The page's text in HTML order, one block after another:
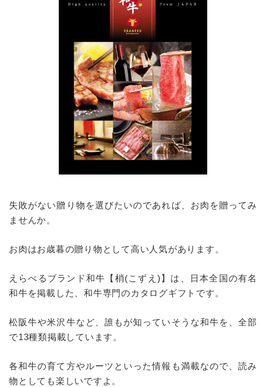
失敗がない贈り物を選びたいのであれば、お肉を贈ってみ
ませんか。
お肉はお歳暮の贈り物として高い人気があります。
えらべるブランド和牛【梢(こずえ)】は、日本全国の有名
和牛を掲載した、和牛専門のカタログギフトです。
松阪牛や米沢牛など、誰もが知っていそうな和牛を、全部
で13種類掲載しています。
各和牛の育て方やルーツといった情報も満載なので、読み
物としても楽しいですよ。